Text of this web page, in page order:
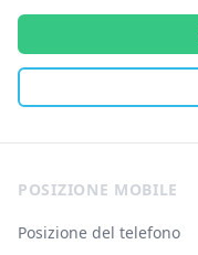
POSIZIONE MOBILE
Posizione del telefono